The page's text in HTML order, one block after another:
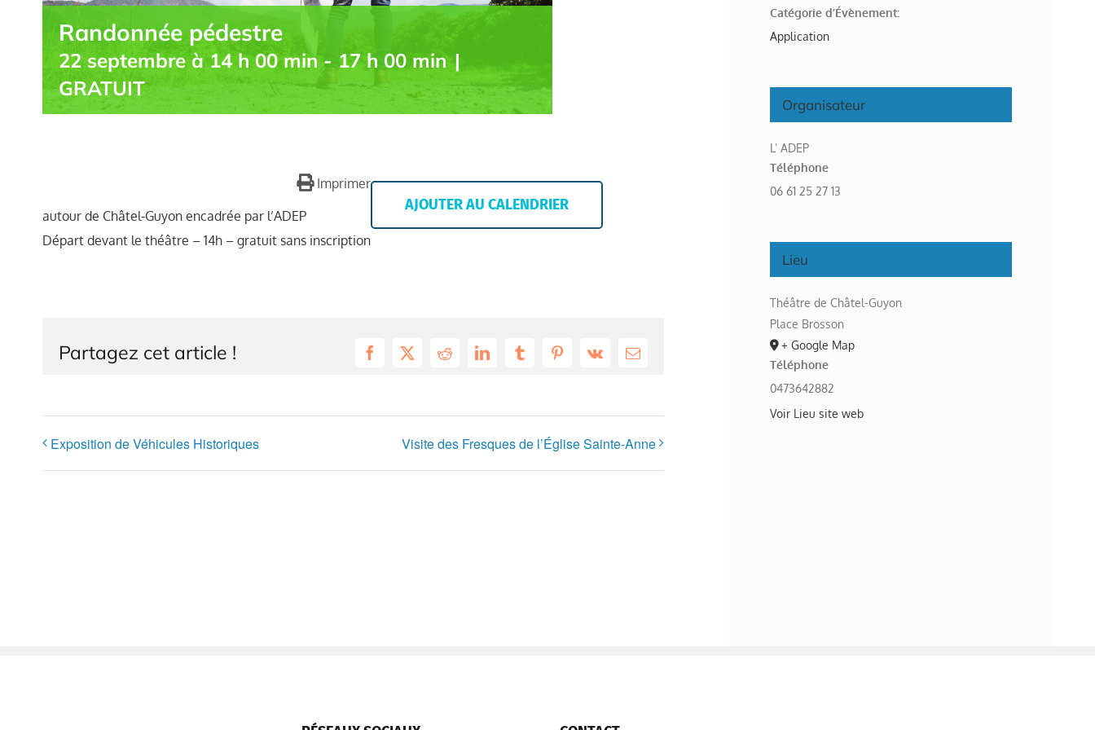
Randonnée pédestre
22 septembre à 14 h 00 min- 17 h 00 min |
GRATUIT
Imprimer
autour de Châtel-Guyon encadrée par l’ADEP
Départ devant le théâtre – 14h – gratuit sans inscription
AJOUTER AU CALENDRIER
Partagez cet article ! Facebook
X RedditLinkedInTumblrPinterest
Vk Email
Exposition de Véhicules Historiques Visite des Fresques de l’Église Sainte-Anne
Catégorie d’Évènement:
Application
Organisateur
L’ ADEP
Téléphone
06 61 25 27 13
Lieu
Théâtre de Châtel-Guyon
Place Brosson
+ Google Map
Téléphone
0473642882
Voir Lieu site web